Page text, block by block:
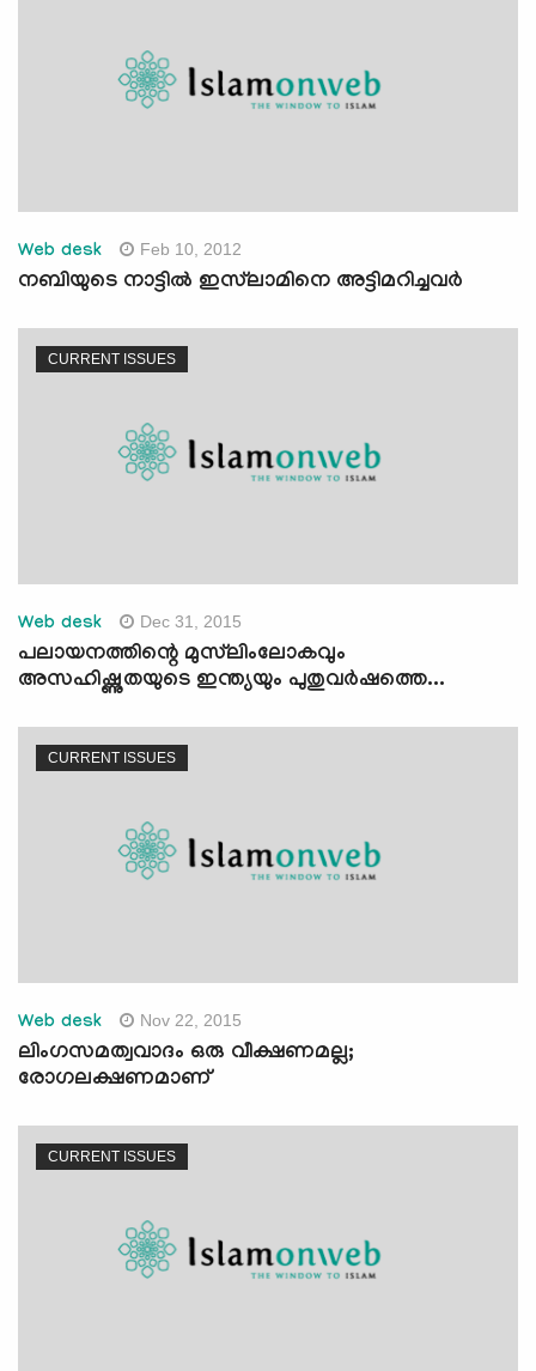
Web desk Feb 10, 2012
നബിയുടെ നാട്ടില്‍ ഇസ്‌ലാമിനെ അട്ടിമറിച്ചവര്‍
CURRENT ISSUES
Web desk Dec 31, 2015
പലായനത്തിന്റെ മുസ്‌ലിംലോകവും
അസഹിഷ്ണുതയുടെ ഇന്ത്യയും പുതുവര്‍ഷത്തെ...
CURRENT ISSUES
Web desk Nov 22, 2015
ലിംഗസമത്വവാദം ഒരു വീക്ഷണമല്ല;
രോഗലക്ഷണമാണ്‌
CURRENT ISSUES